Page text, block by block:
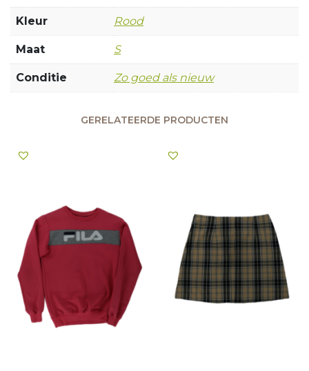
Kleur Rood
Maat S
Conditie Zo goed als nieuw
GERELATEERDE PRODUCTEN